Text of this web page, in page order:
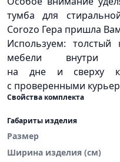
тумба для
Corozo Гера пришла
Используем: толстый
мебели внутри
на дне и сверху
с проверенными
Свойства комплекта
Габариты изделия
Размер
Ширина изделия (см)